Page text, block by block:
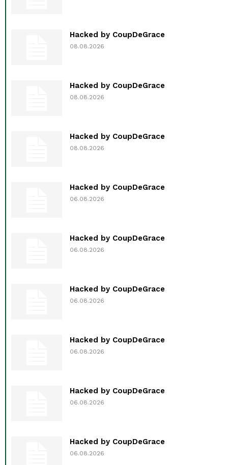
Hacked by CoupDeGrace
08.08.2026
Hacked by CoupDeGrace
08.08.2026
Hacked by CoupDeGrace
08.08.2026
Hacked by CoupDeGrace
06.08.2026
Hacked by CoupDeGrace
06.08.2026
Hacked by CoupDeGrace
06.08.2026
Hacked by CoupDeGrace
06.08.2026
Hacked by CoupDeGrace
06.08.2026
Hacked by CoupDeGrace
06.08.2026